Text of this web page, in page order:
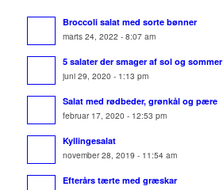
Broccoli salat med sorte bønner
marts 24, 2022 - 8:07 am
5 salater der smager af sol og sommer
juni 29, 2020 - 1:13 pm
Salat med rødbeder, grønkål og pære
februar 17, 2020 - 12:53 pm
Kyllingesalat
november 28, 2019 - 11:54 am
Efterårs tærte med græskar